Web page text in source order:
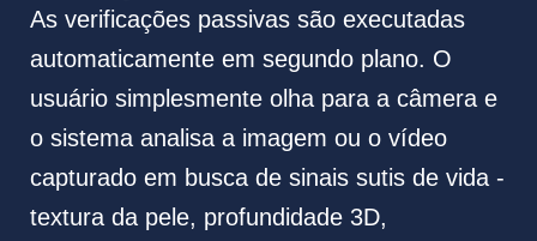
As verificações passivas são executadas
automaticamente em segundo plano. O
usuário simplesmente olha para a câmera e
o sistema analisa a imagem ou o vídeo
capturado em busca de sinais sutis de vida -
textura da pele, profundidade 3D,